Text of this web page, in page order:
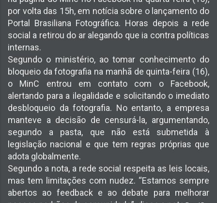
por volta das 15h, em notícia sobre o lançamento do
Portal Brasiliana Fotográfica. Horas depois a rede
social a retirou do ar alegando que ia contra políticas
internas.
Segundo o ministério, ao tomar conhecimento do
bloqueio da fotografia na manhã de quinta-feira (16),
o MinC entrou em contato com o Facebook,
alertando para a ilegalidade e solicitando o imediato
desbloqueio da fotografia. No entanto, a empresa
manteve a decisão de censurá-la, argumentando,
segundo a pasta, que não está submetida à
legislação nacional e que tem regras próprias que
adota globalmente.
Segundo a nota, a rede social respeita as leis locais,
mas tem limitações com nudez. “Estamos sempre
abertos ao feedback e ao debate para melhorar